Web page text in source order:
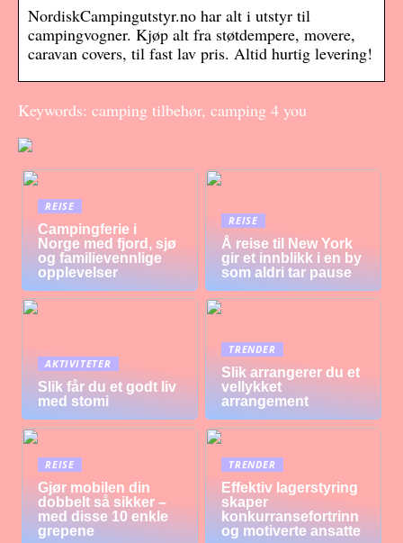
NordiskCampingutstyr.no har alt i utstyr til
campingvogner. Kjøp alt fra støtdempere, movere,
caravan covers, til fast lav pris. Altid hurtig levering!
Keywords: camping tilbehør, camping 4 you
REISE
Campingferie i
Norge med fjord, sjø
og familievennlige
opplevelser
REISE
Å reise til New York
gir et innblikk i en by
som aldri tar pause
AKTIVITETER
Slik får du et godt liv
med stomi
TRENDER
Slik arrangerer du et
vellykket
arrangement
REISE
Gjør mobilen din
dobbelt så sikker –
med disse 10 enkle
grepene
TRENDER
Effektiv lagerstyring
skaper
konkurransefortrinn
og motiverte ansatte